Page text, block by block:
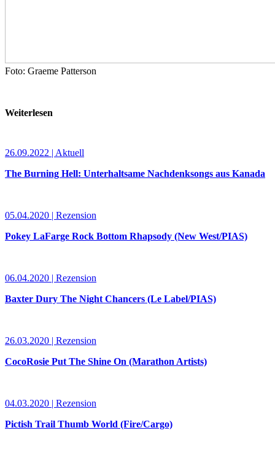
Foto: Graeme Patterson
Weiterlesen
26.09.2022 | Aktuell
The Burning Hell: Unterhaltsame Nachdenksongs aus Kanada
05.04.2020 | Rezension
Pokey LaFarge Rock Bottom Rhapsody (New West/PIAS)
06.04.2020 | Rezension
Baxter Dury The Night Chancers (Le Label/PIAS)
26.03.2020 | Rezension
CocoRosie Put The Shine On (Marathon Artists)
04.03.2020 | Rezension
Pictish Trail Thumb World (Fire/Cargo)